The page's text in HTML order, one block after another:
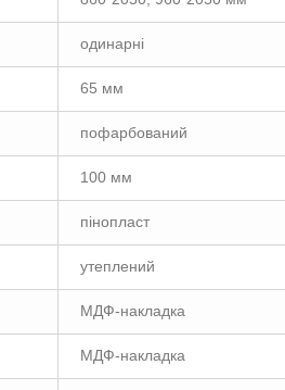
одинарні
65 мм
пофарбований
100 мм
пінопласт
утеплений
МДФ-накладка
МДФ-накладка